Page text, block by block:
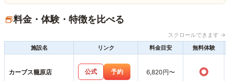
料金・体験・特徴を比べる
スクロールできます →
施設名
リンク 料金目安 無料体験
カーブス籠原店 公式 予約 6,820円〜 ○